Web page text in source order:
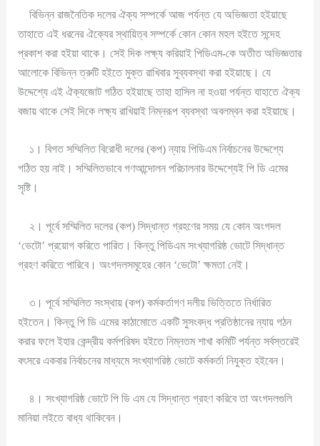
বিভিন্ন রাজনৈতিক দলের ঐক্য সম্পর্কে আজ পর্যন্ত যে অভিজ্ঞতা হইয়াছে
তাহাতে এই ধরনের ঐক্যের স্থায়িত্ব সম্পর্কে কোন কোন মহল হইতে সন্দেহ
প্রকাশ করা হইয়া থাকে। সেই দিক লক্ষ্য করিয়াই পিডিএম-কে অতীত অভিজ্ঞতার
আলোকে বিভিন্ন ত্রুটি হইতে মুক্ত রাখিবার সুব্যবস্থা করা হইয়াছে। যে
উদ্দেশ্যে এই ঐক্যজোট গঠিত হইয়াছে তাহা হাসিল না হওয়া পর্যন্ত যাহাতে ঐক্য
বজায় থাকে সেই দিকে লক্ষ্য রাখিয়াই নিম্নরূপ ব্যবস্থা অবলম্বন করা হইয়াছে।
১। বিগত সম্মিলিত বিরোধী দলের (কপ) ন্যায় পিডিএম নির্বাচনের উদ্দেশ্যে
গঠিত হয় নাই। সম্মিলিতভাবে গণআন্দোলন পরিচালনার উদ্দেশ্যেই পি ডি এমের
সৃষ্টি।
২। পূর্বে সম্মিলিত দলের (কপ) সিদ্ধান্ত গ্রহণের সময় যে কোন অংগদল
‘ভেটো’ প্রয়োগ করিতে পারিত। কিন্তু পিডিএম সংখ্যাগরিষ্ঠ ভোটে সিদ্ধান্ত
গ্রহণ করিতে পারিবে। অংগদলসমূহের কোন ‘ভেটো’ ক্ষমতা নেই।
৩। পূর্বে সম্মিলিত সংস্থায় (কপ) কর্মকর্তাগণ দলীয় ভিত্তিতে নির্ধারিত
হইতেন। কিন্তু পি ডি এমের কাঠামোতে একটি সুসংবদ্ধ প্রতিষ্ঠানের ন্যায় গঠন
করার ফলে ইহার কেন্দ্রীয় কর্মপরিষদ হইতে নিম্নতম শাখা কমিটি পর্যন্ত সর্বস্তরেই
বৎসরে একবার নির্বাচনের মাধ্যমে সংখ্যাগরিষ্ঠ ভোটে কর্মকর্তা নিযুক্ত হইবেন।
৪। সংখ্যাগরিষ্ঠ ভোটে পি ডি এম যে সিদ্ধান্ত গ্রহণ করিবে তা অংগদলগুলি
মানিয়া লইতে বাধ্য থাকিবেন।